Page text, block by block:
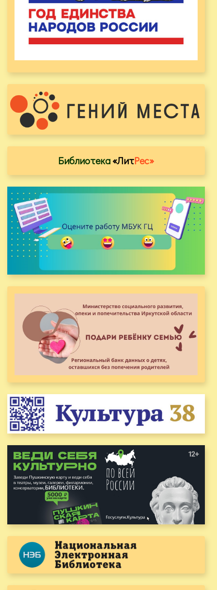
Библиотека«ЛитРес»